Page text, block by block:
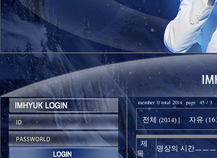
member 0 total 2014 page 45 / 3
전체 (2014) | 자유
제
목
명상의 시간ㅡㅡ